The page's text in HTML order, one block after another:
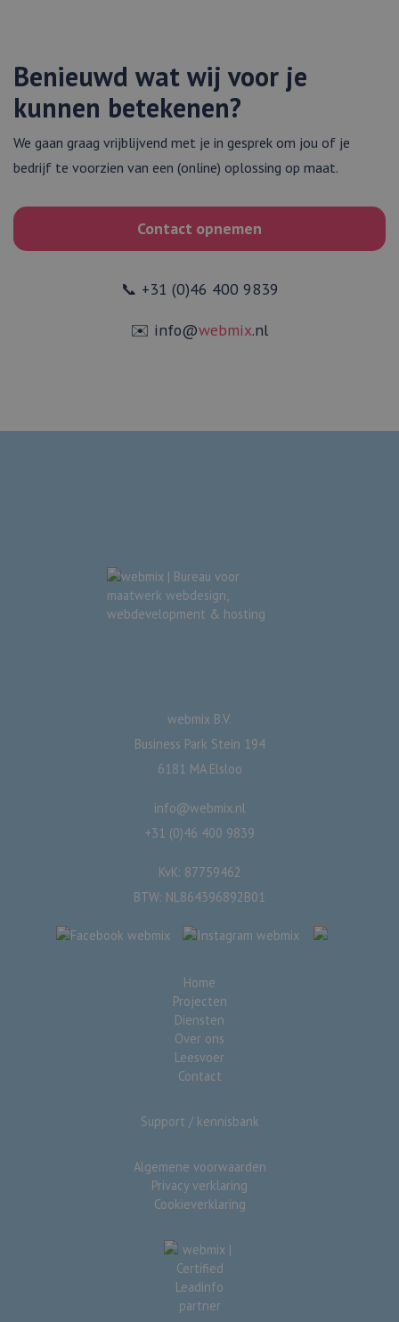
Benieuwd wat wij voor je
kunnen betekenen?
We gaan graag vrijblijvend met je in gesprek om jou of je
bedrijf te voorzien van een (online) oplossing op maat.
Contact opnemen
📞 +31 (0)46 400 9839
✉️ info@webmix.nl
webmix B.V.
Business Park Stein 194
6181 MA Elsloo
info@webmix.nl
+31 (0)46 400 9839
KvK: 87759462
BTW: NL864396892B01
Home
Projecten
Diensten
Over ons
Leesvoer
Contact
Support / kennisbank
Algemene voorwaarden
Privacy verklaring
Cookieverklaring